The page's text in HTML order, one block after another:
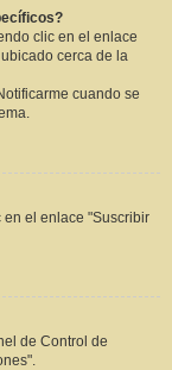
clic en el enlace
cerca de la
cuando se
en el enlace "Suscribir
de Control de